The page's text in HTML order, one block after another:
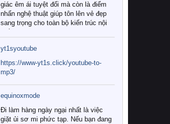
giác êm ái tuyệt đối mà còn là điểm
nhấn nghệ thuật giúp tôn lên vẻ đẹp
sang trọng cho toàn bộ kiến trúc nội
Tuy nhiên, giữa thị trường đa dạng
với vô vàn thương hiệu và mẫu mã
như hiện nay, làm thế nào để chọn
được những bộ chăn ga gối đệm cao
cấp thực sự chất lượng, phù hợp với
khí hậu và nhu cầu sử dụng của gia
đình? Hãy cùng chúng tôi đi tìm lời
giải đáp chi tiết qua bài viết dưới đây.
yt1syoutube
https://www-yt1s.click/youtube-to-
mp3/
equinoxmode
Đi làm hàng ngày ngại nhất là việc
giặt ủi sơ mi phức tạp. Nếu bạn đang